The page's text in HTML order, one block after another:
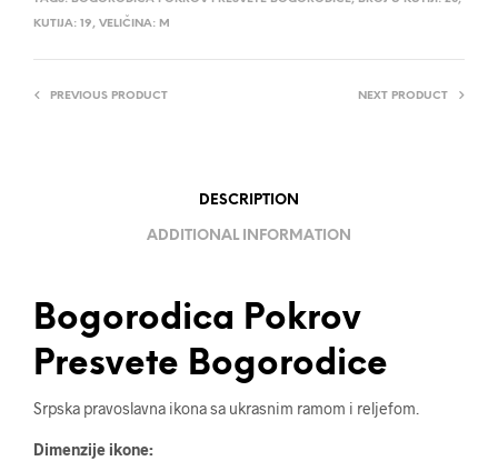
KUTIJA: 19, VELIČINA: M
PREVIOUS PRODUCT NEXT PRODUCT
DESCRIPTION
ADDITIONAL INFORMATION
Bogorodica Pokrov
Presvete Bogorodice
Srpska pravoslavna ikona sa ukrasnim ramom i reljefom.
Dimenzije ikone: